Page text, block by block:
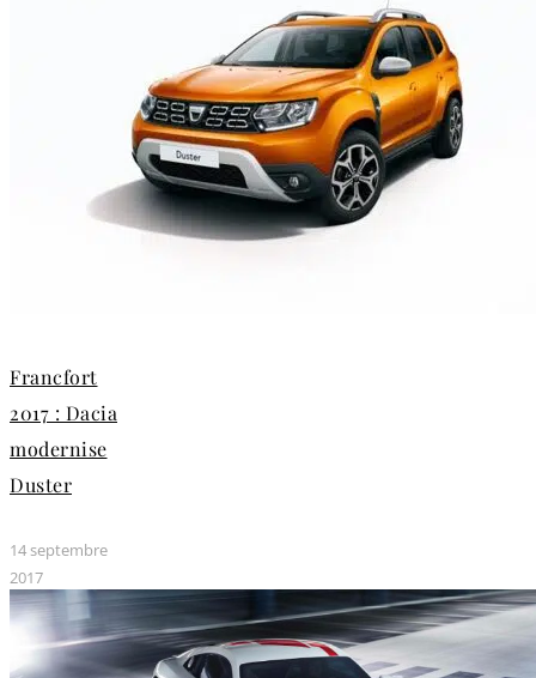
Francfort
2017 : Dacia
modernise
Duster
14 septembre
2017